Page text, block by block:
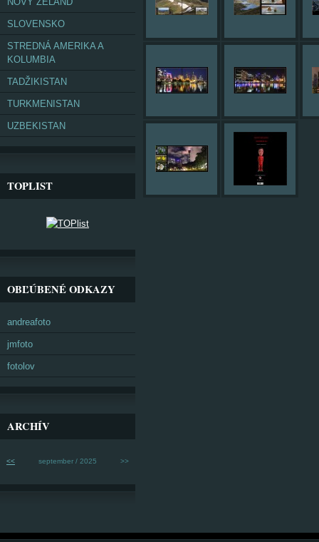
SLOVENSKO
STREDNÁ AMERIKA A
KOLUMBIA
TADŽIKISTAN
TURKMENISTAN
UZBEKISTAN
TOPLIST
OBĽÚBENÉ ODKAZY
andreafoto
jmfoto
fotolov
ARCHÍV
<< september / 2025 >>